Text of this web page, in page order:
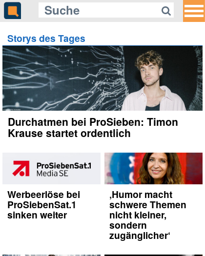
Storys des Tages
Durchatmen bei ProSieben: Timon
Krause startet ordentlich
Werbeerlöse bei
ProSiebenSat.1
sinken weiter
‚Humor macht
schwere Themen
nicht kleiner,
sondern
zugänglicher‘